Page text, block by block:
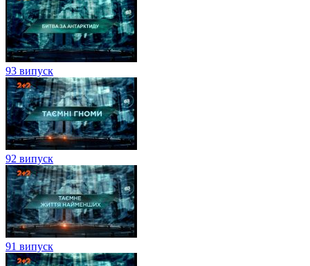
93 випуск
92 випуск
91 випуск